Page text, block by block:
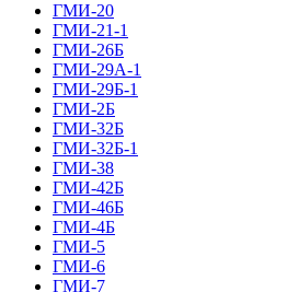
ГМИ-20
ГМИ-21-1
ГМИ-26Б
ГМИ-29А-1
ГМИ-29Б-1
ГМИ-2Б
ГМИ-32Б
ГМИ-32Б-1
ГМИ-38
ГМИ-42Б
ГМИ-46Б
ГМИ-4Б
ГМИ-5
ГМИ-6
ГМИ-7